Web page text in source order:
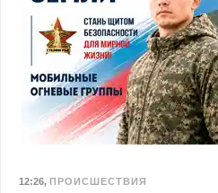
12:26, ПРОИСШЕСТВИЯ